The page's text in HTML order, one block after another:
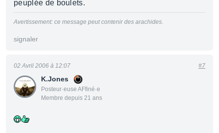
peuplée de boulets.
Avertissement: ce message peut contenir des arachides.
signaler
K.Jones
Posteur·euse AFfiné·e
Membre depuis 21 ans
02 Avril 2006 à 12:07 #7